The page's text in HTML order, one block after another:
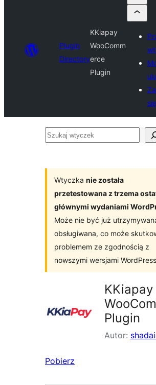
Plugin
Directory
KKiapay
WooComm
erce
Plugin
się
Szukaj
Wtyczka nie została
przetestowana z trzema
głównymi wydaniami
Może nie być już
obsługiwana, co może
problemem ze zgodnością z
nowszymi wersjami
KKiapay
Plugin
Autor:
Pobierz